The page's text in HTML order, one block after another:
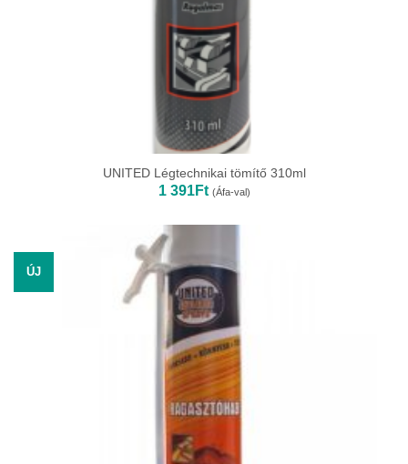
UNITED Légtechnikai tömítő 310ml
1 391Ft (Áfa-val)
ÚJ